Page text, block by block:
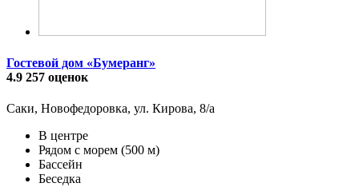
Гостевой дом «Бумеранг»
4.9 257 оценок
Саки, Новофедоровка, ул. Кирова, 8/а
В центре
Рядом с морем (500 м)
Бассейн
Беседка